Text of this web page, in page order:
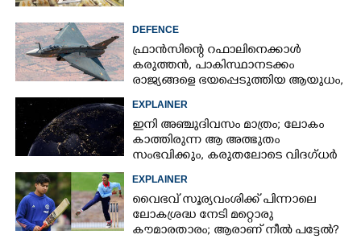
DEFENCE
ഫ്രാൻസിന്റെ റഫാലിനെക്കാൾ
കരുത്തൻ,​ പാകിസ്ഥാനടക്കം
രാജ്യങ്ങളെ ഭയപ്പെടുത്തിയ ആയുധം,​
EXPLAINER
ഇനി അഞ്ചുദിവസം മാത്രം; ലോകം
കാത്തിരുന്ന ആ അത്ഭുതം
സംഭവിക്കും, കരുതലോടെ വിദഗ്ധർ
EXPLAINER
വൈഭവ് സൂര്യവംശിക്ക് പിന്നാലെ
ലോകശ്രദ്ധ നേടി മറ്റൊരു
കൗമാരതാരം; ആരാണ് നീൽ പട്ടേൽ?